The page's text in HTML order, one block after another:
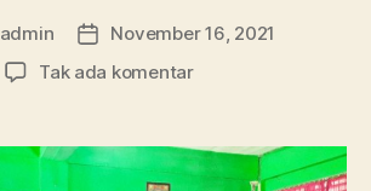
admin
Tanggal
artikel
November 16, 2021
Tak ada komentarpada
Ma’arif
1